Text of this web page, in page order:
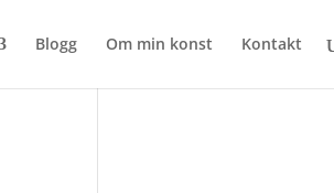
Blogg Om min konst Kontakt